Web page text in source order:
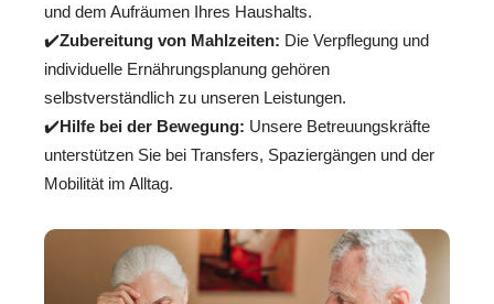
und dem Aufräumen Ihres Haushalts.
✔️Zubereitung von Mahlzeiten: Die Verpflegung und
individuelle Ernährungsplanung gehören
selbstverständlich zu unseren Leistungen.
✔️Hilfe bei der Bewegung: Unsere Betreuungskräfte
unterstützen Sie bei Transfers, Spaziergängen und der
Mobilität im Alltag.